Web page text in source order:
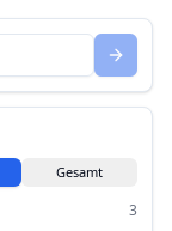
Gesamt
3